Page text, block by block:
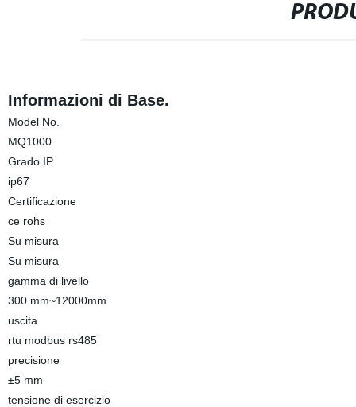
Informazioni di Base.
Model No.
MQ1000
Grado IP
ip67
Certificazione
ce rohs
Su misura
Su misura
gamma di livello
300 mm~12000mm
uscita
rtu modbus rs485
precisione
±5 mm
tensione di esercizio